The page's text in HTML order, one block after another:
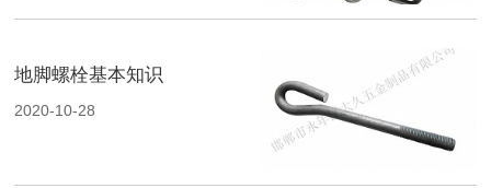
地脚螺栓基本知识
2020-10-28